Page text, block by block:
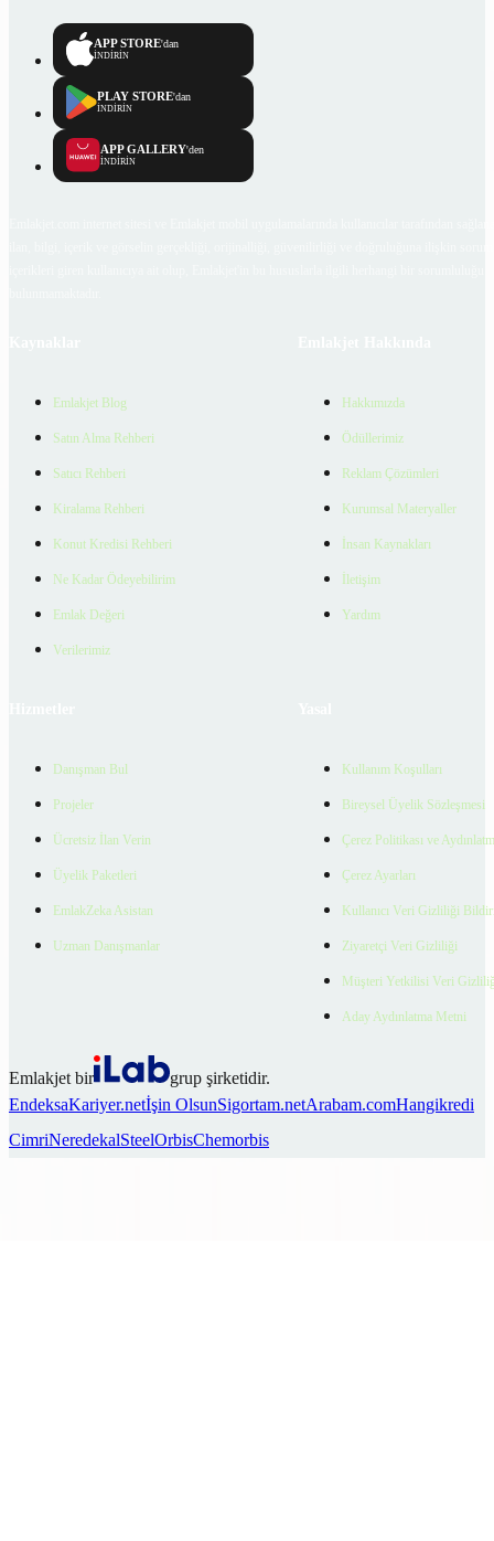
APP STORE'dan
İNDİRİN
PLAY STORE'dan
İNDİRİN
APP GALLERY'den
İNDİRİN
Emlakjet Blog
Satın Alma Rehberi
Satıcı Rehberi
Kiralama Rehberi
Konut Kredisi Rehberi
Ne Kadar Ödeyebilirim
Emlak Değeri
Verilerimiz
Hakkımızda
Ödüllerimiz
Reklam Çözümleri
Kurumsal Materyaller
İnsan Kaynakları
İletişim
Yardım
Danışman Bul
Projeler
Ücretsiz İlan Verin
Üyelik Paketleri
EmlakZeka Asistan
Uzman Danışmanlar
Kullanım Koşulları
Bireysel Üyelik Sözleşmesi
Çerez Politikası ve
Çerez Ayarları
Kullanıcı Veri Gizliliği
Ziyaretçi Veri Gizliliği
Müşteri Yetkilisi Veri
Aday Aydınlatma Metni
Emlakjet bir
grup şirketidir.
EndeksaKariyer.netİşin OlsunSigortam.netArabam.comHangikredi
CimriNeredekalSteelOrbisChemorbis